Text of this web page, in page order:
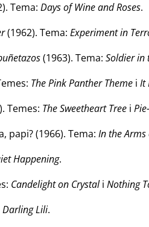
Tema: Days of Wine and Roses.
(1962). Tema: Experiment in
(1963). Tema: Soldier in
The Pink Panther Themei It
Temes: The Sweetheart Treei
papi? (1966). Tema: In the Arms
Happening.
Candelight on Crystali Nothing
Darling Lili.